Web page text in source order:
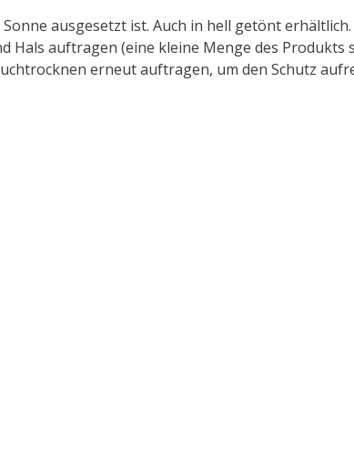
ausgesetzt ist. Auch in hell getönt
auftragen (eine kleine Menge des Produkts
erneut auftragen, um den Schutz